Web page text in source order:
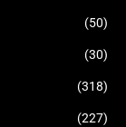
(50)
(30)
(318)
(227)